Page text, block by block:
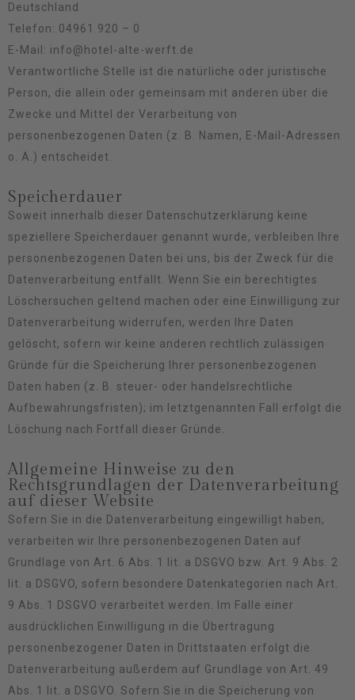
Deutschland
Telefon: 04961 920 – 0
E-Mail: info@hotel-alte-werft.de
Verantwortliche Stelle ist die natürliche oder juristische
Person, die allein oder gemeinsam mit anderen über die
Zwecke und Mittel der Verarbeitung von
personenbezogenen Daten (z. B. Namen, E-Mail-Adressen
o. Ä.) entscheidet.
Speicherdauer
Soweit innerhalb dieser Datenschutzerklärung keine
speziellere Speicherdauer genannt wurde, verbleiben Ihre
personenbezogenen Daten bei uns, bis der Zweck für die
Datenverarbeitung entfällt. Wenn Sie ein berechtigtes
Löschersuchen geltend machen oder eine Einwilligung zur
Datenverarbeitung widerrufen, werden Ihre Daten
gelöscht, sofern wir keine anderen rechtlich zulässigen
Gründe für die Speicherung Ihrer personenbezogenen
Daten haben (z. B. steuer- oder handelsrechtliche
Aufbewahrungsfristen); im letztgenannten Fall erfolgt die
Löschung nach Fortfall dieser Gründe.
Allgemeine Hinweise zu den
Rechtsgrundlagen der Datenverarbeitung
auf dieser Website
Sofern Sie in die Datenverarbeitung eingewilligt haben,
verarbeiten wir Ihre personenbezogenen Daten auf
Grundlage von Art. 6 Abs. 1 lit. a DSGVO bzw. Art. 9 Abs. 2
lit. a DSGVO, sofern besondere Datenkategorien nach Art.
9 Abs. 1 DSGVO verarbeitet werden. Im Falle einer
ausdrücklichen Einwilligung in die Übertragung
personenbezogener Daten in Drittstaaten erfolgt die
Datenverarbeitung außerdem auf Grundlage von Art. 49
Abs. 1 lit. a DSGVO. Sofern Sie in die Speicherung von